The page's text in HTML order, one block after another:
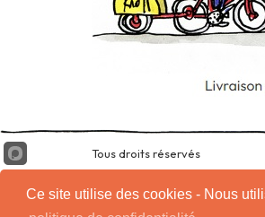
Tous droits réservés
Ce site utilise des cookies - Nous